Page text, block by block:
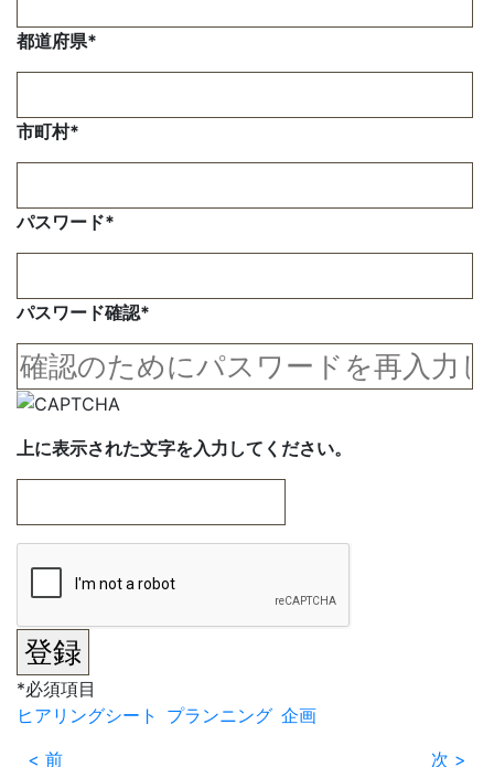
都道府県*
市町村*
パスワード*
パスワード確認*
上に表示された文字を入力してください。
*必須項目
ヒアリングシート
プランニング 企画
< 前
次 >